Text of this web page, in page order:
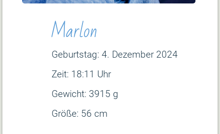
Marlon
Geburtstag: 4. Dezember 2024
Zeit: 18:11 Uhr
Gewicht: 3915 g
Größe: 56 cm